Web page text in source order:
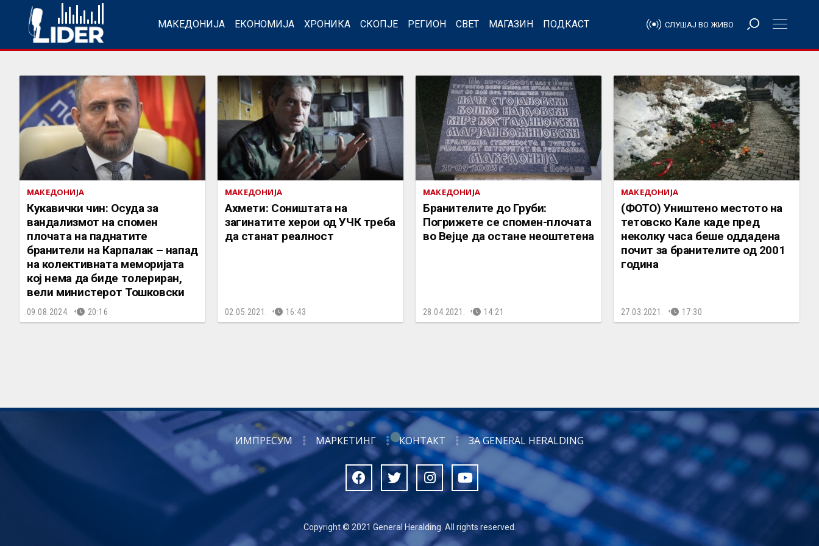
МАКЕДОНИЈА ЕКОНОМИЈА ХРОНИКА СКОПЈЕ РЕГИОН СВЕТ МАГАЗИН ПОДКАСТ СЛУШАЈ ВО ЖИВО
МАКЕДОНИЈА
Кукавички чин: Осуда за
вандализмот на спомен
плочата на паднатите
бранители на Карпалак – напад
на колективната меморијата
кој нема да биде толериран,
вели министерот Тошковски
09.08.2024. 20:16
МАКЕДОНИЈА
Ахмети: Соништата на
загинатите херои од УЧК треба
да станат реалност
02.05.2021. 16:43
МАКЕДОНИЈА
Бранителите до Груби:
Погрижете се спомен-плочата
во Вејце да остане неоштетена
28.04.2021. 14:21
МАКЕДОНИЈА
(ФОТО) Уништено местото на
тетовско Кале каде пред
неколку часа беше оддадена
почит за бранителите од 2001
година
27.03.2021. 17:30
ИМПРЕСУМ МАРКЕТИНГ КОНТАКТ ЗА GENERAL HERALDING
Copyright © 2021 General Heralding. All rights reserved.